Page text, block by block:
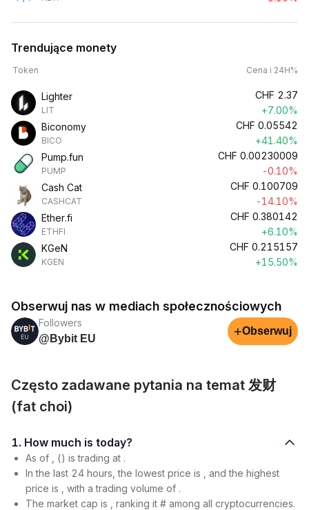
Trendujące monety
Token Cena i 24H%
Lighter
LIT
CHF 2.37
+7.00%
Biconomy
BICO
CHF 0.05542
+41.40%
Pump.fun
PUMP
CHF 0.00230009
-0.10%
Cash Cat
CASHCAT
CHF 0.100709
-14.10%
Ether.fi
ETHFI
CHF 0.380142
+6.10%
KGeN
KGEN
CHF 0.215157
+15.50%
Obserwuj nas w mediach społecznościowych
Followers
@Bybit EU
+Obserwuj
Często zadawane pytania na temat 发财
(fat choi)
1. How much is today?
As of , () is trading at .
In the last 24 hours, the lowest price is , and the highest
price is , with a trading volume of .
The market cap is , ranking it # among all cryptocurrencies.